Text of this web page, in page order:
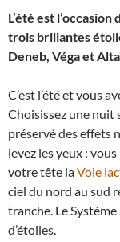
L’été est
trois brillantes
Deneb, Véga et
C’est l’été et vous
Choisissez une nuit
préservé des effets
levez les yeux :
votre tête laVoie
ciel du nord au sud
tranche. Le
d’étoiles.